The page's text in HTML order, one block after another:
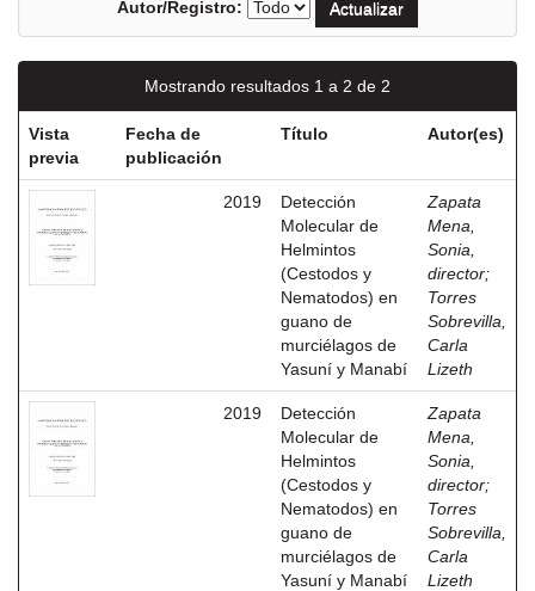
Autor/Registro:
Mostrando resultados 1 a 2 de 2
Vista
previa
Fecha de
publicación
Título Autor(es)
2019
Detección
Molecular de
Helmintos
(Cestodos y
Nematodos) en
guano de
murciélagos de
Yasuní y Manabí
Zapata
Mena,
Sonia,
director;
Torres
Sobrevilla,
Carla
Lizeth
2019
Detección
Molecular de
Helmintos
(Cestodos y
Nematodos) en
guano de
murciélagos de
Yasuní y Manabí
Zapata
Mena,
Sonia,
director;
Torres
Sobrevilla,
Carla
Lizeth